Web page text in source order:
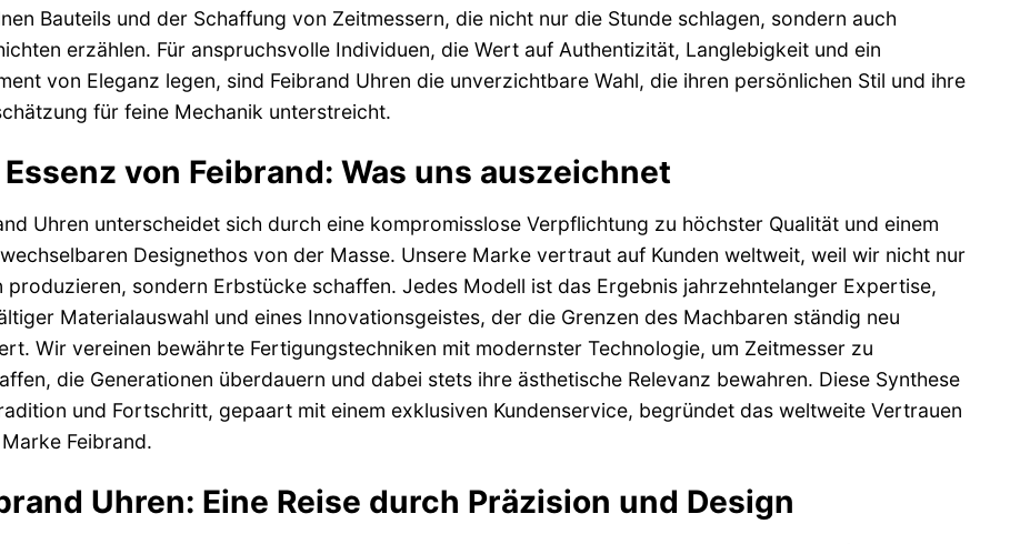
Bauteils und der Schaffung von Zeitmessern, die nicht nur die Stunde schlagen, sondern auch
erzählen. Für anspruchsvolle Individuen, die Wert auf Authentizität, Langlebigkeit und ein
von Eleganz legen, sind Feibrand Uhren die unverzichtbare Wahl, die ihren persönlichen Stil und ihre
für feine Mechanik unterstreicht.
Essenz von Feibrand: Was uns auszeichnet
Uhren unterscheidet sich durch eine kompromisslose Verpflichtung zu höchster Qualität und einem
Designethos von der Masse. Unsere Marke vertraut auf Kunden weltweit, weil wir nicht nur
produzieren, sondern Erbstücke schaffen. Jedes Modell ist das Ergebnis jahrzehntelanger Expertise,
Materialauswahl und eines Innovationsgeistes, der die Grenzen des Machbaren ständig neu
Wir vereinen bewährte Fertigungstechniken mit modernster Technologie, um Zeitmesser zu
die Generationen überdauern und dabei stets ihre ästhetische Relevanz bewahren. Diese Synthese
und Fortschritt, gepaart mit einem exklusiven Kundenservice, begründet das weltweite Vertrauen
Feibrand.
Uhren: Eine Reise durch Präzision und Design